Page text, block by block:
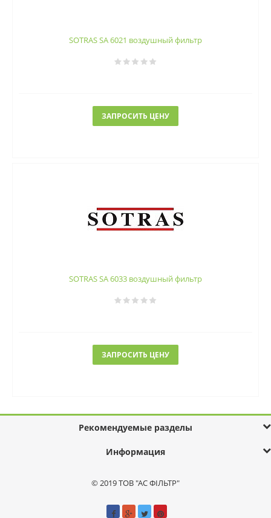
SOTRAS SA 6021 воздушный фильтр
ЗАПРОСИТЬ ЦЕНУ
SOTRAS SA 6033 воздушный фильтр
ЗАПРОСИТЬ ЦЕНУ
Рекомендуемые разделы
Информация
© 2019 ТОВ "АС ФІЛЬТР"